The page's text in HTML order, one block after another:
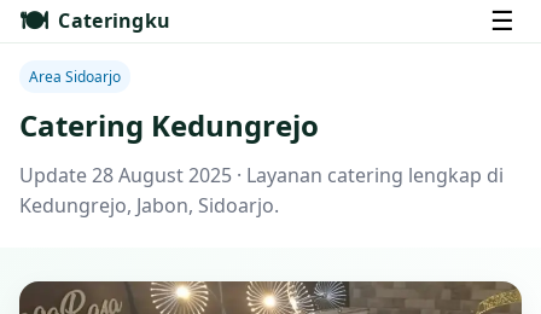
🍽️ Cateringku ☰
Area Sidoarjo
Catering Kedungrejo
Update 28 August 2025 · Layanan catering lengkap di
Kedungrejo, Jabon, Sidoarjo.